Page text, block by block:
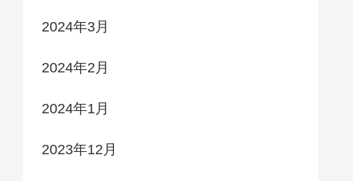
2024年3月
2024年2月
2024年1月
2023年12月